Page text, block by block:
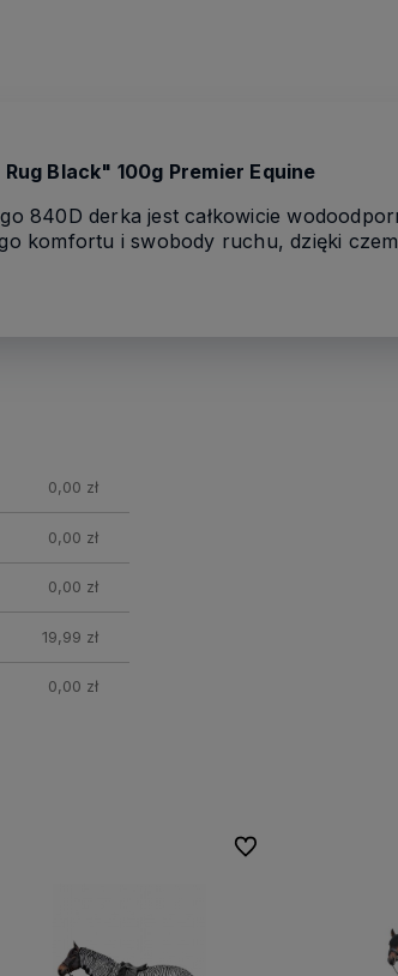
Black" 100g Premier Equine
840D derka jest całkowicie
komfortu i swobody ruchu, dzięki
0,00 zł
0,00 zł
0,00 zł
19,99 zł
0,00 zł
Do ulubionych
Do ulubionych